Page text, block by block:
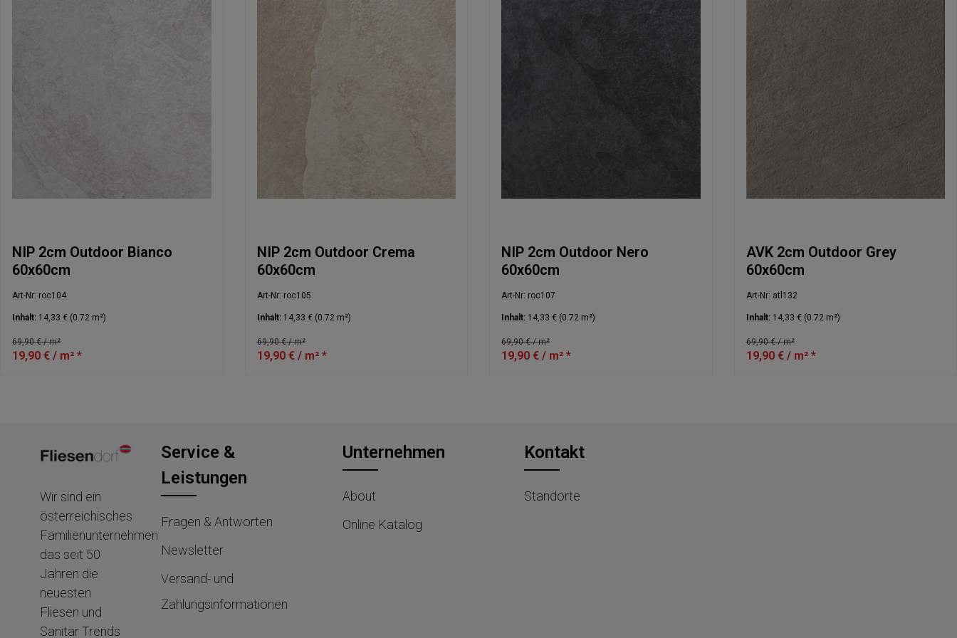
NIP 2cm Outdoor Bianco
60x60cm
Art-Nr: roc104
Inhalt: 14,33 € (0.72 m²)
69,90 € / m²
19,90 € / m² *
NIP 2cm Outdoor Crema
60x60cm
Art-Nr: roc105
Inhalt: 14,33 € (0.72 m²)
69,90 € / m²
19,90 € / m² *
NIP 2cm Outdoor Nero
60x60cm
Art-Nr: roc107
Inhalt: 14,33 € (0.72 m²)
69,90 € / m²
19,90 € / m² *
AVK 2cm Outdoor Grey
60x60cm
Art-Nr: atl132
Inhalt: 14,33 € (0.72 m²)
69,90 € / m²
19,90 € / m² *
Wir sind ein
österreichisches
Familienunternehmen
das seit 50
Jahren die
neuesten
Fliesen und
Sanitär Trends
Service &
Leistungen
Fragen & Antworten
Newsletter
Versand- und
Zahlungsinformationen
Unternehmen
About
Online Katalog
Kontakt
Standorte